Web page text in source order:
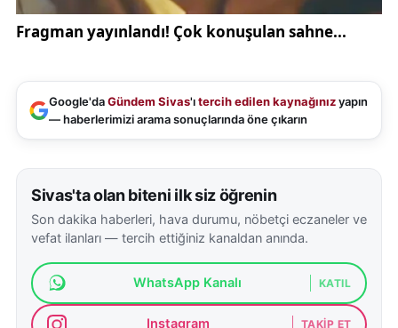
Google'daGündem Sivas'ıtercih edilen kaynağınızyapın
— haberlerimizi arama sonuçlarında öne çıkarın
Sivas'ta olan biteni ilk siz öğrenin
Son dakika haberleri, hava durumu, nöbetçi eczaneler ve
vefat ilanları — tercih ettiğiniz kanaldan anında.
WhatsApp Kanalı KATIL
Instagram TAKIP ET